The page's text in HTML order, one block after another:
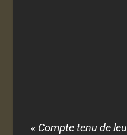
« Compte tenu de